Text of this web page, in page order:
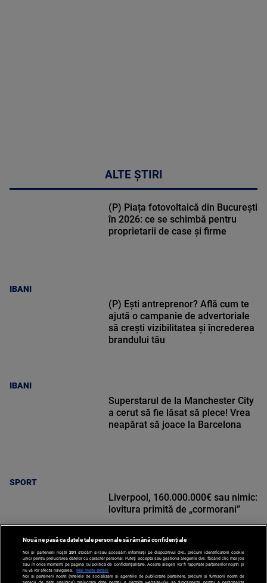
ALTE ȘTIRI
IBANI
(P) Piața fotovoltaică din București
în 2026: ce se schimbă pentru
proprietarii de case și firme
IBANI
(P) Ești antreprenor? Află cum te
ajută o campanie de advertoriale
să crești vizibilitatea și încrederea
brandului tău
SPORT
Superstarul de la Manchester City
a cerut să fie lăsat să plece! Vrea
neapărat să joace la Barcelona
SPORT
Liverpool, 160.000.000€ sau nimic:
lovitura primită de „cormorani”
Nouă ne pasă ca datele tale personale să rămână confidențiale
Noi și partenerii noștri 201 stocăm și/sau accesăm informații pe dispozitivul dvs., precum identificatorii cookie
unici pentru prelucrarea datelor cu caracter personal. Puteți accepta sau gestiona alegerile dvs. făcând clic mai jos
sau în orice moment, pe pagina cu politica de confidențialitate. Aceste alegeri vor fi raportate partenerilor noștri și
nu vă vor afecta navigarea.
Mai multe detalii
Noi si partenerii nostri (retelele de socializare si agentiile de publicitate partenere, precum si furnizorii nostri de
servicii de date analitice) prelucram date pentru a permite website-ului sa functioneze, pentru a personaliza